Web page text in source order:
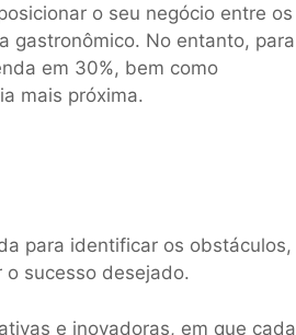
o seu negócio entre os
gastronômico. No entanto, para
em 30%, bem como
mais próxima.
para identificar os obstáculos,
sucesso desejado.
e inovadoras, em que cada